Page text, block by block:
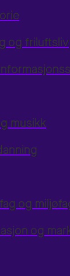
og friluftsliv
musikk
og
og